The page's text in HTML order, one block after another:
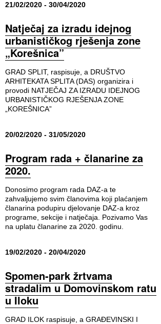
21/02/2020 - 30/04/2020
Natječaj za izradu idejnog
urbanističkog rješenja zone
„Korešnica”
GRAD SPLIT, raspisuje, a DRUŠTVO
ARHITEKATA SPLITA (DAS) organizira i
provodi NATJEČAJ ZA IZRADU IDEJNOG
URBANISTIČKOG RJEŠENJA ZONE
„KOREŠNICA”
20/02/2020 - 31/05/2020
Program rada + članarine za
2020.
Donosimo program rada DAZ-a te
zahvaljujemo svim članovima koji plaćanjem
članarina podupiru djelovanje DAZ-a kroz
programe, sekcije i natječaja. Pozivamo Vas
na uplatu članarine za 2020. godinu.
19/02/2020 - 20/04/2020
Spomen-park žrtvama
stradalim u Domovinskom ratu
u Iloku
GRAD ILOK raspisuje, a GRAĐEVINSKI I